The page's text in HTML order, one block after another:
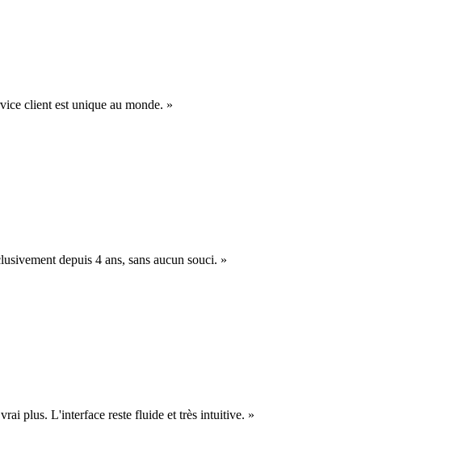
client est unique au monde. »
depuis 4 ans, sans aucun souci. »
plus. L'interface reste fluide et très intuitive. »